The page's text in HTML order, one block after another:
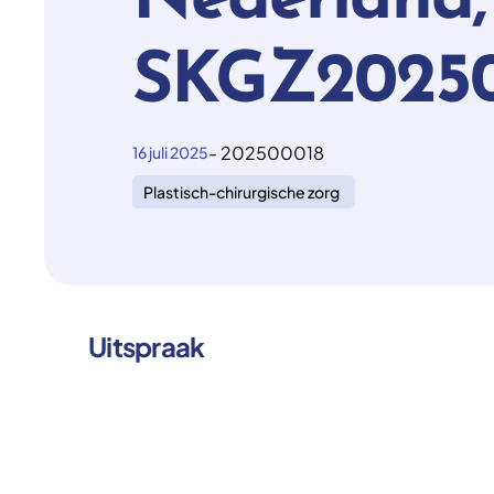
16 juli 2025- 202500018
Plastisch-chirurgische zorg
Uitspraak